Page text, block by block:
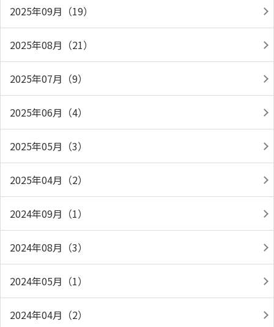
2025年09月（19）
2025年08月（21）
2025年07月（9）
2025年06月（4）
2025年05月（3）
2025年04月（2）
2024年09月（1）
2024年08月（3）
2024年05月（1）
2024年04月（2）